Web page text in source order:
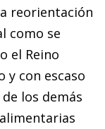
reorientación
como se
el Reino
y con escaso
los demás